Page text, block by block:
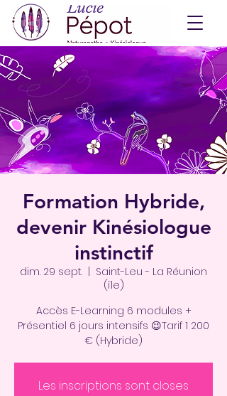
Formation Hybride,
devenir Kinésiologue
instinctif
dim. 29 sept.
Saint-Leu - La Réunion
(île)
Accès E-Learning 6 modules +
Présentiel 6 jours intensifs 😉Tarif 1 200
€ (Hybride)
Les inscriptions sont closes